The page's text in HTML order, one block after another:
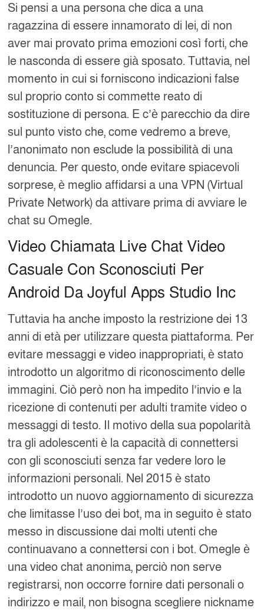
Si pensi a una persona che dica a una
ragazzina di essere innamorato di lei, di non
aver mai provato prima emozioni così forti, che
le nasconda di essere già sposato. Tuttavia, nel
momento in cui si forniscono indicazioni false
sul proprio conto si commette reato di
sostituzione di persona. E c’è parecchio da dire
sul punto visto che, come vedremo a breve,
l’anonimato non esclude la possibilità di una
denuncia. Per questo, onde evitare spiacevoli
sorprese, è meglio affidarsi a una VPN (Virtual
Private Network) da attivare prima di avviare le
chat su Omegle.
Video Chiamata Live Chat Video
Casuale Con Sconosciuti Per
Android Da Joyful Apps Studio Inc
Tuttavia ha anche imposto la restrizione dei 13
anni di età per utilizzare questa piattaforma. Per
evitare messaggi e video inappropriati, è stato
introdotto un algoritmo di riconoscimento delle
immagini. Ciò però non ha impedito l’invio e la
ricezione di contenuti per adulti tramite video o
messaggi di testo. Il motivo della sua popolarità
tra gli adolescenti è la capacità di connettersi
con gli sconosciuti senza far vedere loro le
informazioni personali. Nel 2015 è stato
introdotto un nuovo aggiornamento di sicurezza
che limitasse l’uso dei bot, ma in seguito è stato
messo in discussione dai molti utenti che
continuavano a connettersi con i bot. Omegle è
una video chat anonima, perciò non serve
registrarsi, non occorre fornire dati personali o
indirizzo e mail, non bisogna scegliere nickname